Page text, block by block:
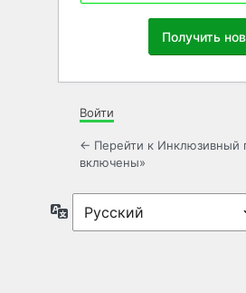
Войти
← Перейти к Инклюзивный
включены»
Язык